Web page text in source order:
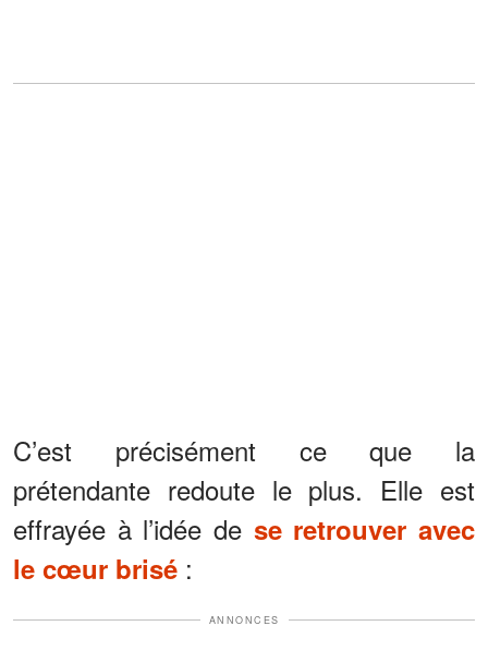
C’est précisément ce que la
prétendante redoute le plus. Elle est
effrayée à l’idée de se retrouver avec
le cœur brisé :
ANNONCES